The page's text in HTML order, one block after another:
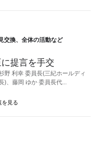
交換、全体の活動など
提言を手交
野 利幸 委員長(三紀ホールディ
、藤岡 ゆか 委員長代...
を見る